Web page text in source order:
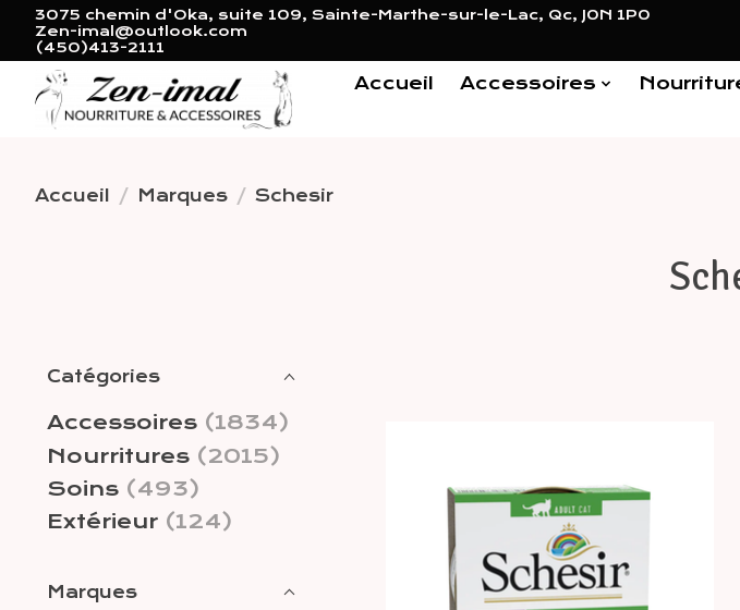
3075 chemin d'Oka, suite 109, Sainte-Marthe-sur-le-Lac, Qc, J0N 1P0
Zen-imal@outlook.com
(450)413-2111
Accueil Accessoires
Accueil / Marques / Schesir
Catégories
Accessoires (1834)
Nourritures (2015)
Soins (493)
Extérieur (124)
Marques